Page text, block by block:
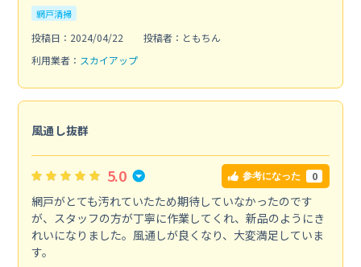
網戸清掃
投稿日：2024/04/22
投稿者：ともちん
利用業者： スカイアップ
風通し抜群
5.0 参考になった 0
網戸がとても汚れていたため期待していなかったのです
が、スタッフの方が丁寧に作業してくれ、新品のようにき
れいになりました。風通しが良くなり、大変満足していま
す。